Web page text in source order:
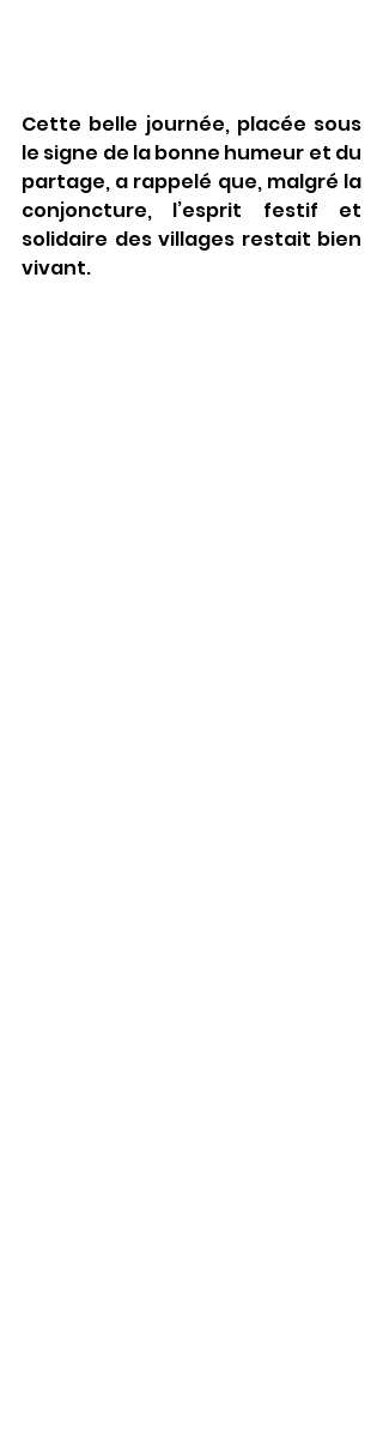
Cette belle journée, placée sous
le signe de la bonne humeur et du
partage, a rappelé que, malgré la
conjoncture, l’esprit festif et
solidaire des villages restait bien
vivant.